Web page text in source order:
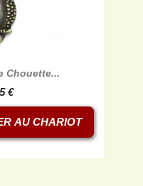
Chouette...
€
AU CHARIOT